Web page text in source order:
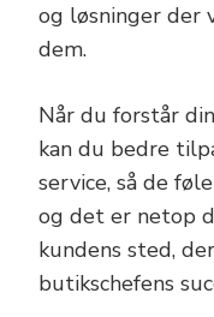
og løsninger der
dem.
Når du forstår
kan du bedre
service, så de
og det er netop
kundens sted,
butikschefens